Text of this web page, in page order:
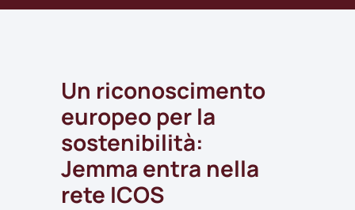
Un riconoscimento
europeo per la
sostenibilità:
Jemma entra nella
rete ICOS